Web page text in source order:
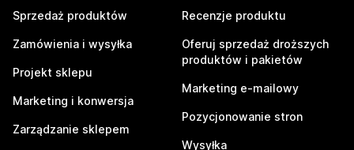
Sprzedaż produktów
Zamówienia i wysyłka
Projekt sklepu
Marketing i konwersja
Zarządzanie sklepem
Recenzje produktu
Oferuj sprzedaż droższych
produktów i pakietów
Marketing e-mailowy
Pozycjonowanie stron
Wysyłka